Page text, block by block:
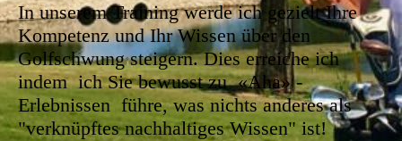
In unserem Training werde ich gezielt Ihre
Kompetenz und Ihr Wissen über den
Golfschwung steigern. Dies erreiche ich
indem ich Sie bewusst zu «Aha» -
Erlebnissen führe, was nichts anderes als
"verknüpftes nachhaltiges Wissen" ist!